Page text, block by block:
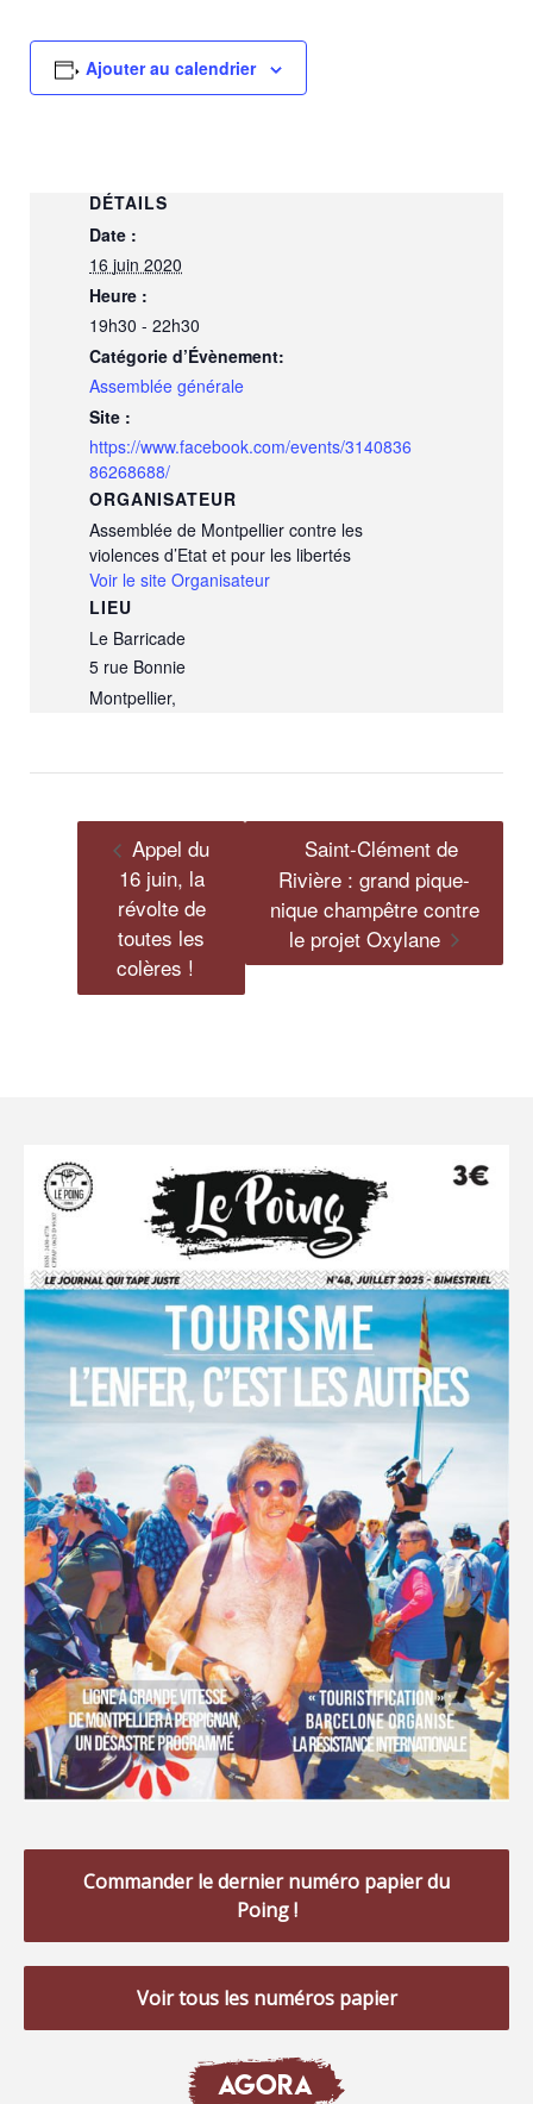
Ajouter au calendrier
DÉTAILS
Date :
16 juin 2020
Heure :
19h30 - 22h30
Catégorie d’Évènement:
Assemblée générale
Site :
https://www.facebook.com/events/3140836
86268688/
LIEU
Le Barricade
5 rue Bonnie
Montpellier,
ORGANISATEUR
Assemblée de Montpellier contre les
violences d’Etat et pour les libertés
Voir le site Organisateur
Appel du
16 juin, la
révolte de
toutes les
colères !
Saint-Clément de
Rivière : grand pique-
nique champêtre contre
le projet Oxylane
Commander le dernier numéro papier du
Poing !
Voir tous les numéros papier
AGORA